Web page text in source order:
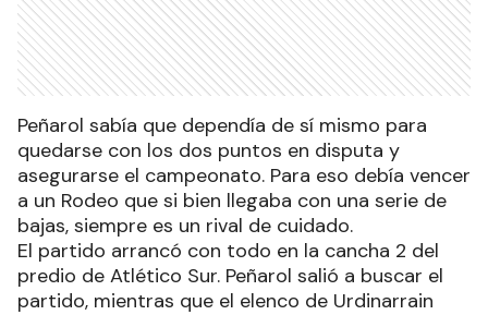
Peñarol sabía que dependía de sí mismo para
quedarse con los dos puntos en disputa y
asegurarse el campeonato. Para eso debía vencer
a un Rodeo que si bien llegaba con una serie de
bajas, siempre es un rival de cuidado.
El partido arrancó con todo en la cancha 2 del
predio de Atlético Sur. Peñarol salió a buscar el
partido, mientras que el elenco de Urdinarrain